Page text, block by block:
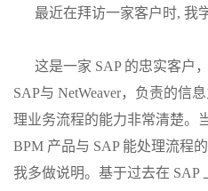
最近在拜访一家客户时, 我
这是一家 SAP 的忠实客户
SAP与 NetWeaver，负责的信
理业务流程的能力非常清楚。
BPM 产品与 SAP 能处理流程
我多做说明。基于过去在 SAP